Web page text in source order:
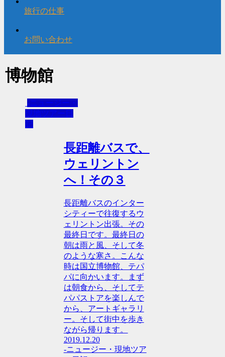
旅行の仕事
お問い合わせ
博物館
-ニュージー・
現地ツアー日
記
長距離バスで、
ウェリントン
へ！その３
長距離バスのインター
シティーで往復するウ
ェリントン出張。その
最終日です。最終日の
朝は雨と風、そして冬
のような寒さ。こんな
時は国立博物館、テパ
パに向かいます。まず
は朝食から、そしてテ
パパストアを楽しんで
から、アートギャラリ
ー。そして街中を歩き
ながら帰ります。
2019.12.20
-ニュージー・現地ツア